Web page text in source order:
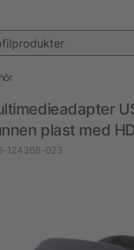
plast med
124368-023